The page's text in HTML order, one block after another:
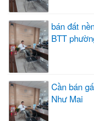
bán đất
BTT
Cần bán
Như Mai